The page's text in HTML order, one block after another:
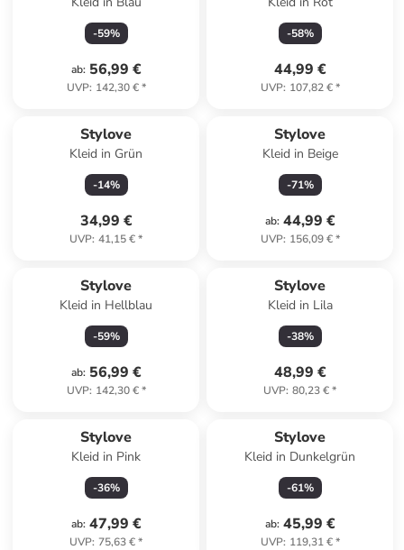
-59%
ab: 56,99 €
UVP: 142,30 €*
-58%
44,99 €
UVP: 107,82 €*
Stylove
Kleid in Grün
-14%
34,99 €
UVP: 41,15 €*
Stylove
Kleid in Beige
-71%
ab: 44,99 €
UVP: 156,09 €*
Stylove
Kleid in Hellblau
-59%
ab: 56,99 €
UVP: 142,30 €*
Stylove
Kleid in Lila
-38%
48,99 €
UVP: 80,23 €*
Stylove
Kleid in Pink
-36%
ab: 47,99 €
UVP: 75,63 €*
Stylove
Kleid in Dunkelgrün
-61%
ab: 45,99 €
UVP: 119,31 €*